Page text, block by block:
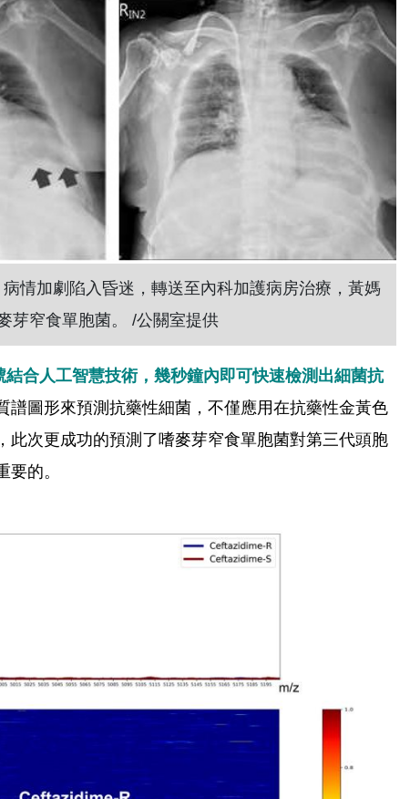
情加劇陷入昏迷，轉送至內科加護病房治療，黃媽
芽窄食單胞菌。 /公關室提供
合人工智慧技術，幾秒鐘內即可快速檢測出細菌抗
譜圖形來預測抗藥性細菌，不僅應用在抗藥性金黃色
次更成功的預測了嗜麥芽窄食單胞菌對第三代頭胞
的。